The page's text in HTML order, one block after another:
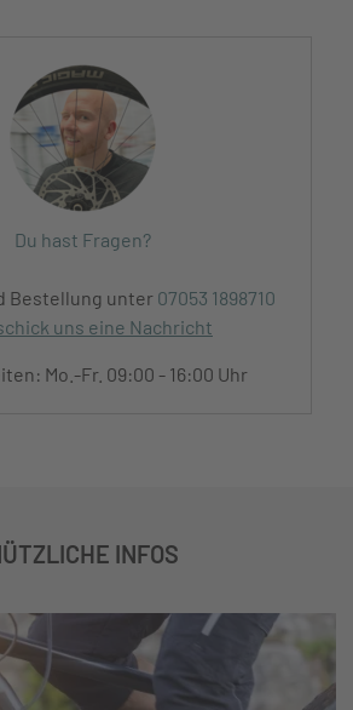
Du hast Fragen?
Bestellung unter 07053 1898710
uns eine Nachricht
Mo.-Fr. 09:00 - 16:00 Uhr
INFOS